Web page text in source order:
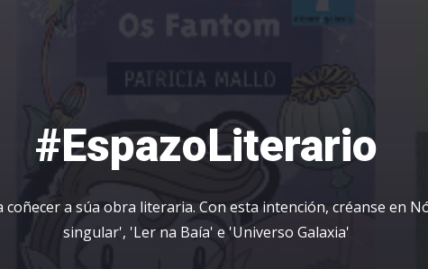
#EspazoLiterario
a súa obra literaria. Con esta intención, créanse en
singular', 'Ler na Baía' e 'Universo Galaxia'